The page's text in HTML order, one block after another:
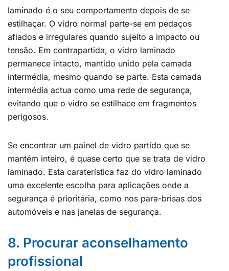
laminado é o seu comportamento depois de se
estilhaçar. O vidro normal parte-se em pedaços
afiados e irregulares quando sujeito a impacto ou
tensão. Em contrapartida, o vidro laminado
permanece intacto, mantido unido pela camada
intermédia, mesmo quando se parte. Esta camada
intermédia actua como uma rede de segurança,
evitando que o vidro se estilhace em fragmentos
perigosos.
Se encontrar um painel de vidro partido que se
mantém inteiro, é quase certo que se trata de vidro
laminado. Esta caraterística faz do vidro laminado
uma excelente escolha para aplicações onde a
segurança é prioritária, como nos para-brisas dos
automóveis e nas janelas de segurança.
8. Procurar aconselhamento
profissional